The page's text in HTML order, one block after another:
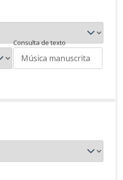
Consulta de texto